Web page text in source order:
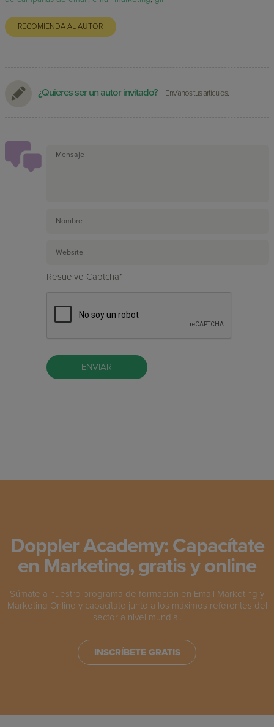
RECOMIENDA AL AUTOR
¿Quieres ser un autor invitado? Envíanos tus artículos.
Resuelve Captcha*
Doppler Academy: Capacítate
en Marketing, gratis y online
Súmate a nuestro programa de formación en Email Marketing y
Marketing Online y capacítate junto a los máximos referentes del
sector a nivel mundial.
INSCRÍBETE GRATIS